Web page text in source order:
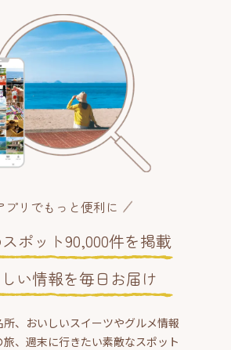
プリでもっと便利に
ポット90,000件を掲載
い情報を毎日お届け
、おいしいスイーツやグルメ情報
、週末に行きたい素敵なスポット